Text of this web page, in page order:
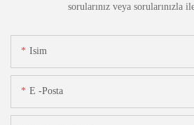
sorularınız veya sorularınızla
Isim
E -posta